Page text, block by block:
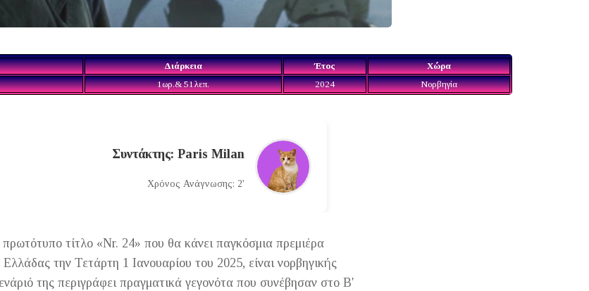
Διάρκεια Έτος
Χώρα
1ωρ.& 51λεπ. 2024 Νορβηγία
Συντάκτης: Paris Milan
Χρόνος Ανάγνωσης: 2'
τίτλο «Nr. 24» που θα κάνει παγκόσμια πρεμιέρα
την Τετάρτη 1 Ιανουαρίου του 2025, είναι νορβηγικής
της περιγράφει πραγματικά γεγονότα που συνέβησαν στο Β'